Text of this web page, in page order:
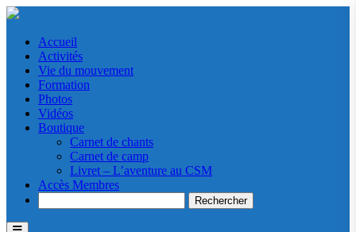
Accueil
Activités
Vie du mouvement
Formation
Photos
Vidéos
Boutique
Carnet de chants
Carnet de camp
Livret – L’aventure au CSM
Accès Membres